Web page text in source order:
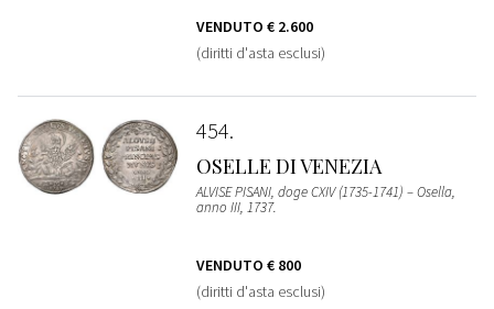
VENDUTO € 2.600
(diritti d'asta esclusi)
454
OSELLE DI VENEZIA
ALVISE PISANI, doge CXIV (1735-1741) – Osella,
anno III, 1737.
VENDUTO € 800
(diritti d'asta esclusi)